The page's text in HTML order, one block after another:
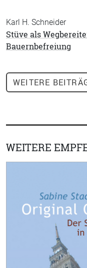
Karl H. Schneider
Stüve als
Bauernbefreiung
WEITERE
WEITERE